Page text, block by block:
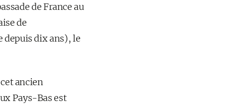
de France au
de
dix ans), le
ancien
Pays-Bas est